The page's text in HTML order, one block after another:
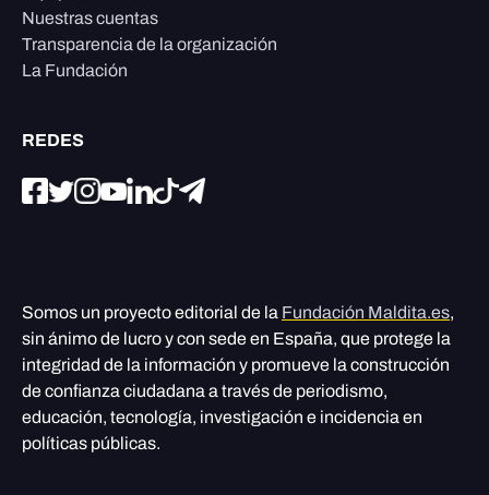
Nuestras cuentas
Transparencia de la organización
La Fundación
REDES
Somos un proyecto editorial de la Fundación Maldita.es,
sin ánimo de lucro y con sede en España, que protege la
integridad de la información y promueve la construcción
de confianza ciudadana a través de periodismo,
educación, tecnología, investigación e incidencia en
políticas públicas.